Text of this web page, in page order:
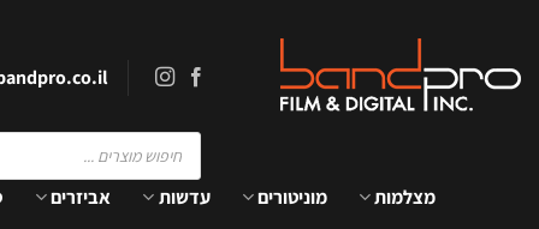
content
Products
search
מצלמות מוניטורים עדשות אביזרים